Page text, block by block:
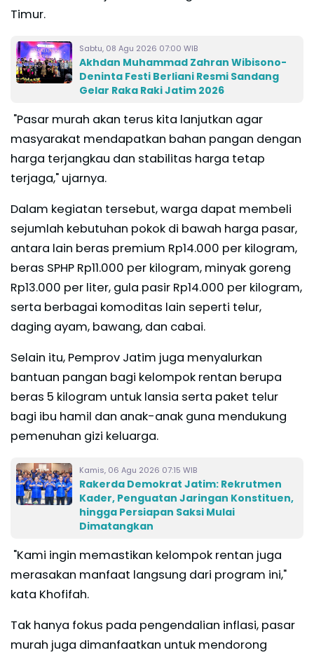
Timur.
Sabtu, 08 Agu 2026 07:00 WIB
Akhdan Muhammad Zahran Wibisono-
Deninta Festi Berliani Resmi Sandang
Gelar Raka Raki Jatim 2026
"Pasar murah akan terus kita lanjutkan agar
masyarakat mendapatkan bahan pangan dengan
harga terjangkau dan stabilitas harga tetap
terjaga," ujarnya.
Dalam kegiatan tersebut, warga dapat membeli
sejumlah kebutuhan pokok di bawah harga pasar,
antara lain beras premium Rp14.000 per kilogram,
beras SPHP Rp11.000 per kilogram, minyak goreng
Rp13.000 per liter, gula pasir Rp14.000 per kilogram,
serta berbagai komoditas lain seperti telur,
daging ayam, bawang, dan cabai.
Selain itu, Pemprov Jatim juga menyalurkan
bantuan pangan bagi kelompok rentan berupa
beras 5 kilogram untuk lansia serta paket telur
bagi ibu hamil dan anak-anak guna mendukung
pemenuhan gizi keluarga.
Kamis, 06 Agu 2026 07:15 WIB
Rakerda Demokrat Jatim: Rekrutmen
Kader, Penguatan Jaringan Konstituen,
hingga Persiapan Saksi Mulai
Dimatangkan
"Kami ingin memastikan kelompok rentan juga
merasakan manfaat langsung dari program ini,"
kata Khofifah.
Tak hanya fokus pada pengendalian inflasi, pasar
murah juga dimanfaatkan untuk mendorong